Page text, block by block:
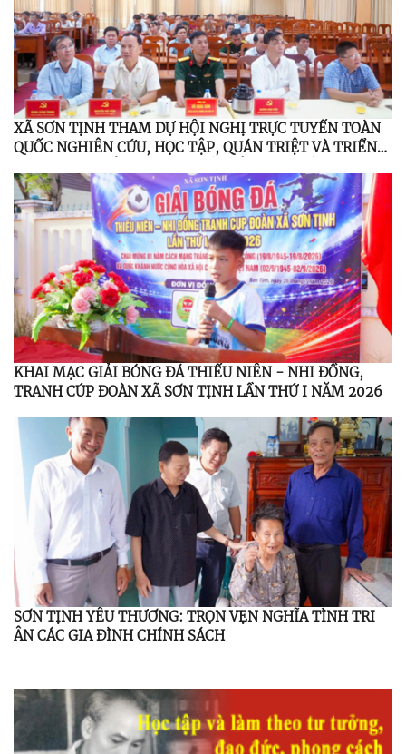
XÃ SƠN TỊNH THAM DỰ HỘI NGHỊ TRỰC TUYẾN TOÀN
QUỐC NGHIÊN CỨU, HỌC TẬP, QUÁN TRIỆT VÀ TRIỂN
BAN CHẤP HÀNH TRUNG ƯƠNG ĐẢNG KHÓA XIV
KHAI MẠC GIẢI BÓNG ĐÁ THIẾU NIÊN - NHI ĐỒNG,
TRANH CÚP ĐOÀN XÃ SƠN TỊNH LẦN THỨ I NĂM 2026
SƠN TỊNH YÊU THƯƠNG: TRỌN VẸN NGHĨA TÌNH TRI
ÂN CÁC GIA ĐÌNH CHÍNH SÁCH